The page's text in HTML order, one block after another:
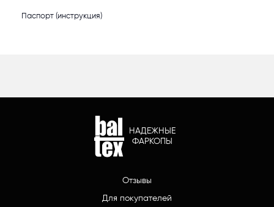
Паспорт (инструкция)
НАДЕЖНЫЕ
ФАРКОПЫ
Отзывы
Для покупателей